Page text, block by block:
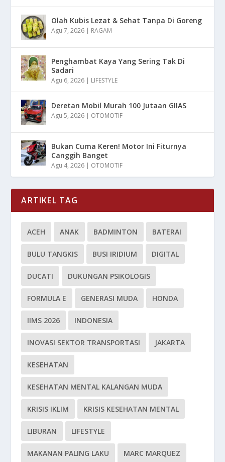
Olah Kubis Lezat & Sehat Tanpa Di Goreng
Agu 7, 2026 | RAGAM
Penghambat Kaya Yang Sering Tak Di
Sadari
Agu 6, 2026 | LIFESTYLE
Deretan Mobil Murah 100 Jutaan GIIAS
Agu 5, 2026 | OTOMOTIF
Bukan Cuma Keren! Motor Ini Fiturnya
Canggih Banget
Agu 4, 2026 | OTOMOTIF
ARTIKEL TAG
ACEH ANAK BADMINTON BATERAI
BULU TANGKIS BUSI IRIDIUM DIGITAL
DUCATI DUKUNGAN PSIKOLOGIS
FORMULA E GENERASI MUDA HONDA
IIMS 2026 INDONESIA
INOVASI SEKTOR TRANSPORTASI JAKARTA
KESEHATAN
KESEHATAN MENTAL KALANGAN MUDA
KRISIS IKLIM KRISIS KESEHATAN MENTAL
LIBURAN LIFESTYLE
MAKANAN PALING LAKU MARC MARQUEZ